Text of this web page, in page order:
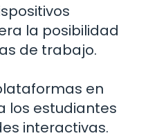
la posibilidad
de trabajo.
en
los estudiantes
interactivas.